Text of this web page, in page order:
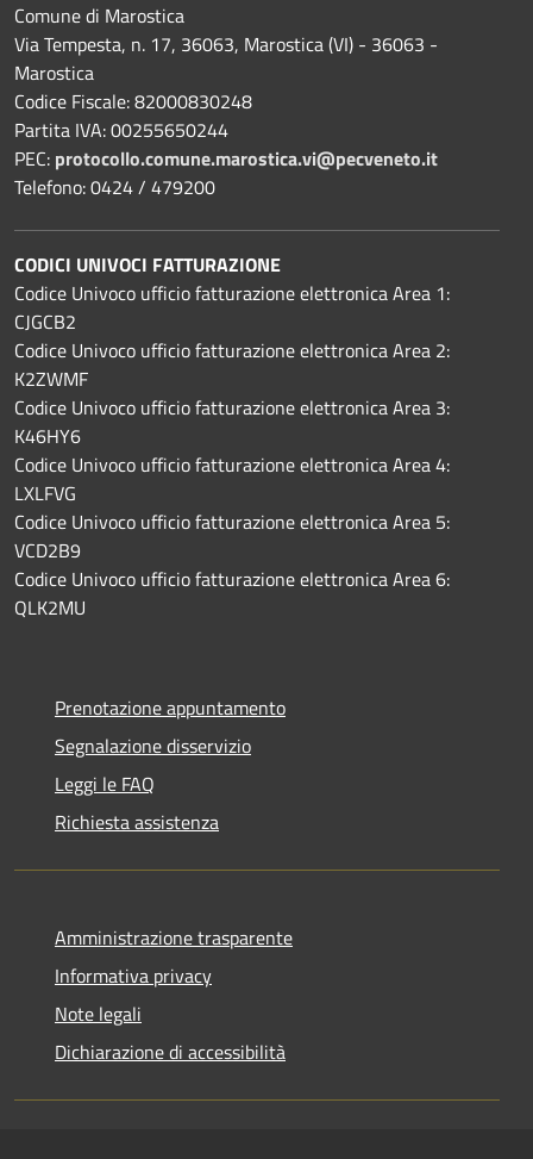
Comune di Marostica
Via Tempesta, n. 17, 36063, Marostica (VI) - 36063 -
Marostica
Codice Fiscale: 82000830248
Partita IVA: 00255650244
PEC: protocollo.comune.marostica.vi@pecveneto.it
Telefono: 0424 / 479200
CODICI UNIVOCI FATTURAZIONE
Codice Univoco ufficio fatturazione elettronica Area 1:
CJGCB2
Codice Univoco ufficio fatturazione elettronica Area 2:
K2ZWMF
Codice Univoco ufficio fatturazione elettronica Area 3:
K46HY6
Codice Univoco ufficio fatturazione elettronica Area 4:
LXLFVG
Codice Univoco ufficio fatturazione elettronica Area 5:
VCD2B9
Codice Univoco ufficio fatturazione elettronica Area 6:
QLK2MU
Prenotazione appuntamento
Segnalazione disservizio
Leggi le FAQ
Richiesta assistenza
Amministrazione trasparente
Informativa privacy
Note legali
Dichiarazione di accessibilità